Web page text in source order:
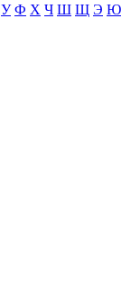
У Ф Х Ч Ш Щ Э Ю